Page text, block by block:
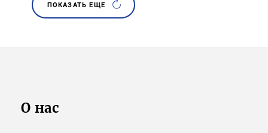
ПОКАЗАТЬ ЕЩЕ
О нас